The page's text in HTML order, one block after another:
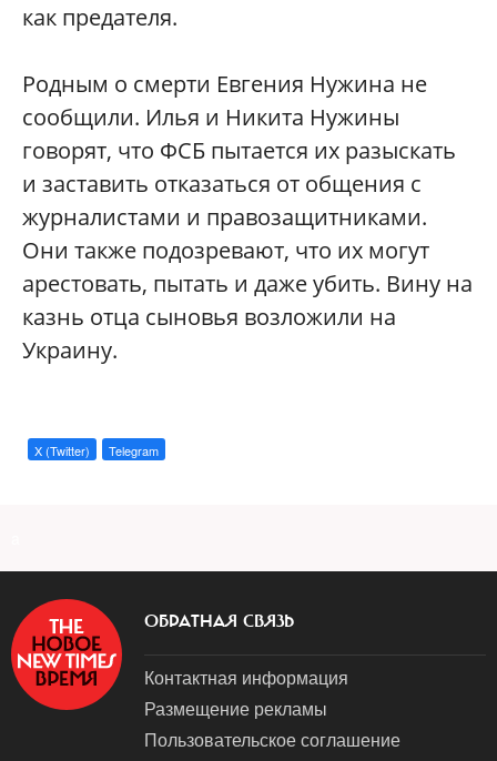
как предателя.
Родным о смерти Евгения Нужина не
сообщили. Илья и Никита Нужины
говорят, что ФСБ пытается их разыскать
и заставить отказаться от общения с
журналистами и правозащитниками.
Они также подозревают, что их могут
арестовать, пытать и даже убить. Вину на
казнь отца сыновья возложили на
Украину.
X (Twitter) Telegram
ОБРАТНАЯ СВЯЗЬ
Контактная информация
Размещение рекламы
Пользовательское соглашение